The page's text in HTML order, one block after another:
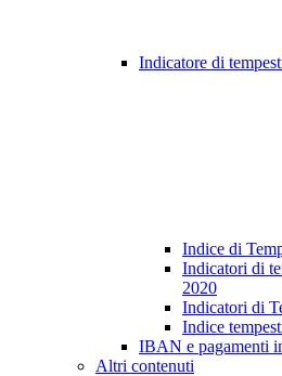
Indicatore di
Indice di
Indicatori di
2020
Indicatori di
Indice
IBAN e pagamenti
Altri contenuti